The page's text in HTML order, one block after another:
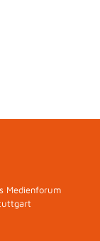
Medienforum